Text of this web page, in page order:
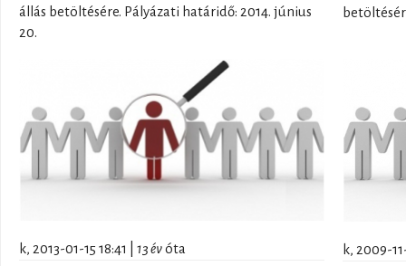
állás betöltésére. Pályázati határidő: 2014. június
20.
k, 2013-01-15 18:41 | 13 évóta k, 2009-